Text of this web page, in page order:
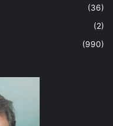
(36)
(2)
(990)